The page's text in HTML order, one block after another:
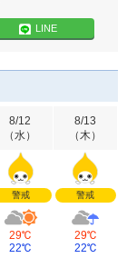
LINE
8/12
（水）
警戒
29℃
22℃
8/13
（木）
警戒
29℃
22℃